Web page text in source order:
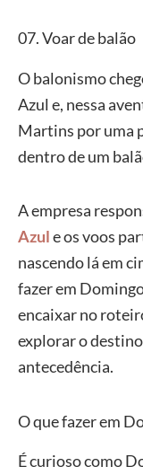
07. Voar de balão
O balonismo
Azul e, nessa
Martins por uma
dentro de um
A empresa
Azule os voos
nascendo lá em
fazer em
encaixar no
explorar o
antecedência.
O que fazer em
É curioso como